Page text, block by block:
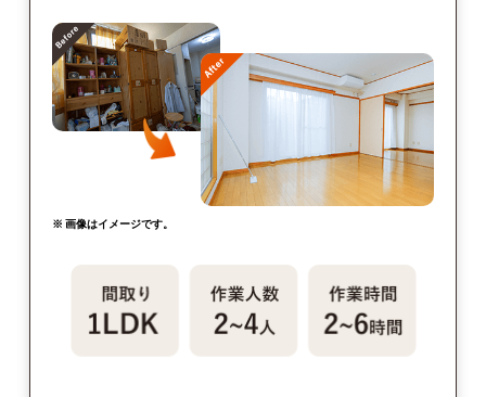
※ 画像はイメージです。